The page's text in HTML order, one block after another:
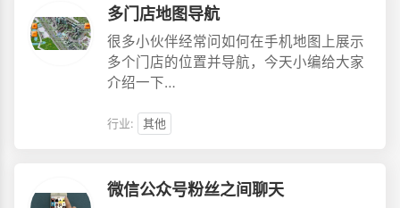
多门店地图导航
很多小伙伴经常问如何在手机地图上展示
多个门店的位置并导航，今天小编给大家
介绍一下…
行业: 其他
微信公众号粉丝之间聊天